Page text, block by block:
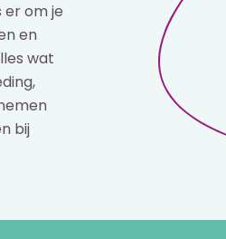
om je
en
wat
bij